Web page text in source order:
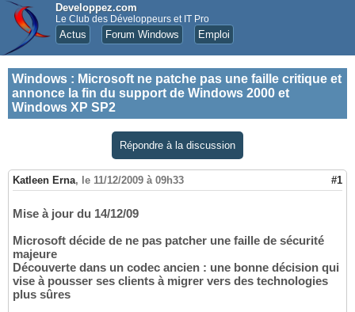
Developpez.com
Le Club des Développeurs et IT Pro
Actus Forum Windows Emploi
Windows : Microsoft ne patche pas une faille critique et
annonce la fin du support de Windows 2000 et
Windows XP SP2
Répondre à la discussion
Katleen Erna, le 11/12/2009 à 09h33 #1
Mise à jour du 14/12/09
Microsoft décide de ne pas patcher une faille de sécurité
majeure
Découverte dans un codec ancien : une bonne décision qui
vise à pousser ses clients à migrer vers des technologies
plus sûres